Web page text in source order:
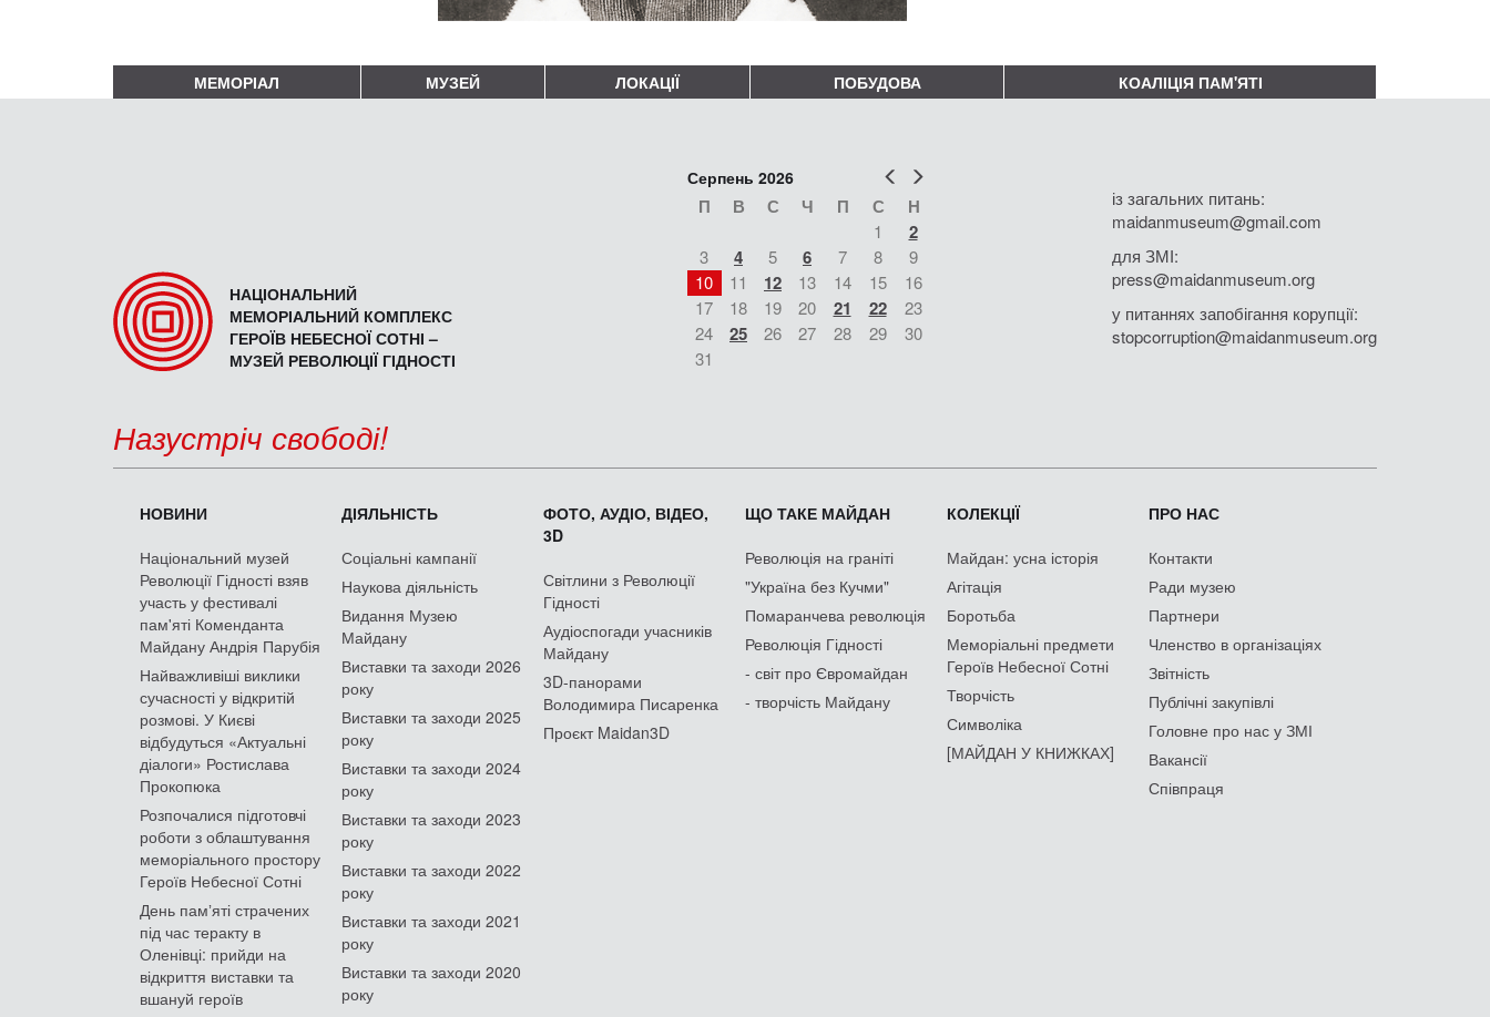
МЕМОРІАЛ МУЗЕЙ ЛОКАЦІЇ ПОБУДОВА КОАЛІЦІЯ ПАМ'ЯТІ
НАЦІОНАЛЬНИЙ
МЕМОРІАЛЬНИЙ КОМПЛЕКС
ГЕРОЇВ НЕБЕСНОЇ СОТНІ –
МУЗЕЙ РЕВОЛЮЦІЇ ГІДНОСТІ
Попер
Серпень 2026
П В С Ч П С Н
1 2
3 4 5 6 7 8
9
10
11 12 13 14 15
16
17
18 19 20 21 22
23
24
25 26 27 28 29
30
31
із загальних питань:
maidanmuseum@gmail.com
для ЗМІ:
press@maidanmuseum.org
у питаннях запобігання корупції:
stopcorruption@maidanmuseum.org
Назустріч свободі!
НОВИНИ
Національний музей
Революції Гідності взяв
участь у фестивалі
пам'яті Коменданта
Майдану Андрія Парубія
Найважливіші виклики
сучасності у відкритій
розмові. У Києві
відбудуться «Актуальні
діалоги» Ростислава
Прокопюка
Розпочалися підготовчі
роботи з облаштування
меморіального простору
Героїв Небесної Сотні
День памʼяті страчених
під час теракту в
Оленівці: прийди на
відкриття виставки та
вшануй героїв
ДІЯЛЬНІСТЬ
Соціальні кампанії
Наукова діяльність
Видання Музею
Майдану
Виставки та заходи 2026
року
Виставки та заходи 2025
року
Виставки та заходи 2024
року
Виставки та заходи 2023
року
Виставки та заходи 2022
року
Виставки та заходи 2021
року
Виставки та заходи 2020
року
ФОТО, АУДІО, ВІДЕО,
3D
Світлини з Революції
Гідності
Аудіоспогади учасників
Майдану
3D-панорами
Володимира Писаренка
Проєкт Maidan3D
ЩО ТАКЕ МАЙДАН
Революція на граніті
"Україна без Кучми"
Помаранчева революція
Революція Гідності
- світ про Євромайдан
- творчість Майдану
КОЛЕКЦІЇ
Майдан: усна історія
Агітація
Боротьба
Меморіальні предмети
Героїв Небесної Сотні
Творчість
Символіка
[МАЙДАН У КНИЖКАХ]
ПРО НАС
Контакти
Ради музею
Партнери
Членство в організаціях
Звітність
Публічні закупівлі
Головне про нас у ЗМІ
Вакансії
Співпраця